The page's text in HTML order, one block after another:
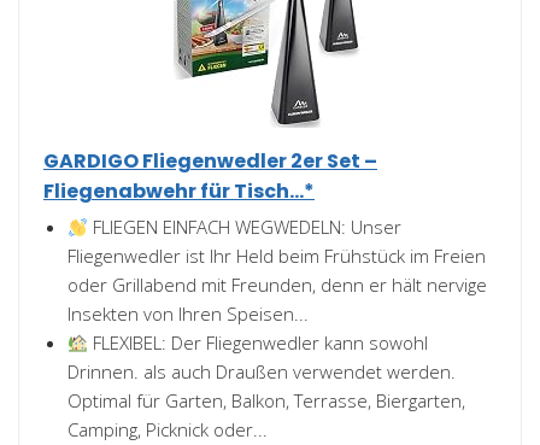
GARDIGO Fliegenwedler 2er Set –
Fliegenabwehr für Tisch...*
FLIEGEN EINFACH WEGWEDELN: Unser
Fliegenwedler ist Ihr Held beim Frühstück im Freien
oder Grillabend mit Freunden, denn er hält nervige
Insekten von Ihren Speisen...
FLEXIBEL: Der Fliegenwedler kann sowohl
Drinnen. als auch Draußen verwendet werden.
Optimal für Garten, Balkon, Terrasse, Biergarten,
Camping, Picknick oder...